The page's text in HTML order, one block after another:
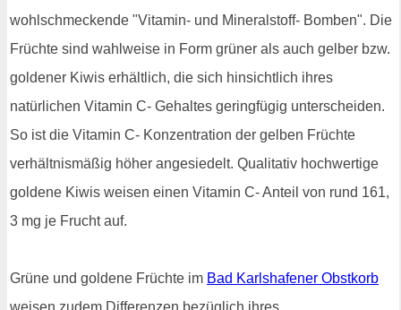
wohlschmeckende "Vitamin- und Mineralstoff- Bomben". Die
Früchte sind wahlweise in Form grüner als auch gelber bzw.
goldener Kiwis erhältlich, die sich hinsichtlich ihres
natürlichen Vitamin C- Gehaltes geringfügig unterscheiden.
So ist die Vitamin C- Konzentration der gelben Früchte
verhältnismäßig höher angesiedelt. Qualitativ hochwertige
goldene Kiwis weisen einen Vitamin C- Anteil von rund 161,
3 mg je Frucht auf.
Grüne und goldene Früchte im Bad Karlshafener Obstkorb
weisen zudem Differenzen bezüglich ihres